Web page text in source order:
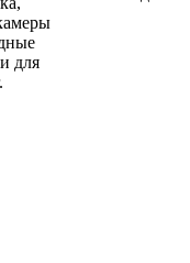
для